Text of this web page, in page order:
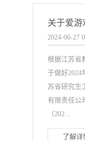
2024-06-27
根据江苏省
于做好2024
苏省研究生
有限责任公
〔202...
了解